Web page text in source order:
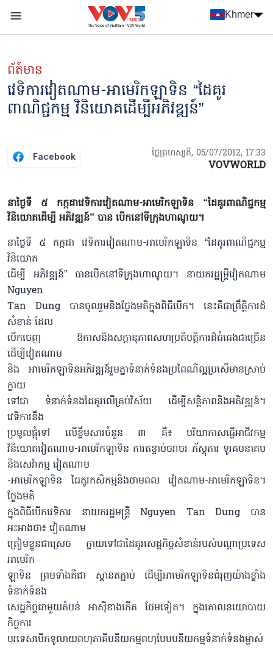
Nhảy đến nội dung
Khmer
ព័ត៍មាន
វេទិការវៀតណាម-អាមេរិកឡាទិន “ដៃគូរ
ពាណិជ្ជកម្ម វិនិយោគដើម្បីអភិវឌ្ឍន៍”
Facebook ថ្ងៃព្រហស្បតិ៍, 05/07/2012, 17:33
VOVWORLD
នាថ្ងៃទី ៥ កក្កដាវេទិការវៀតណាម-អាមេរិកឡាទិន “ដៃគូរពាណិជ្ជកម្ម
វិនិយោគដើម្បី អភិវឌ្ឍន៍” បាន បើកនៅទីក្រុងហាណូយ។
នាថ្ងៃទី ៥ កក្កដា វេទិការវៀតណាម-អាមេរិកឡាទិន “ដៃគូរពាណិជ្ជកម្ម
វិនិយោគ
ដើម្បី អភិវឌ្ឍន៍” បានបើកនៅទីក្រុងហាណូយ។ នាយករដ្ឋម្ត្រីវៀតណាម
Nguyen
Tan Dung បានចូលរួមនិងថ្លែងមតិក្នុងពិធីបើក។ នេះគឺជាព្រឹត្តិការដ៏
សំខាន់ ដែល
បើកចេញ ឱកាសនិងសក្ដានុភាពសហប្រតិបត្តិការដ៏ធំធេងជាច្រើន
ដើម្បីវៀតណាម
និង អាមេរិកឡាទិនអភិវឌ្ឍន៍រួមគ្នាទំនាក់ទំនងប្រពៃណីល្អប្រសើមានស្រាប់​
ក្លាយ
ទៅជា ទំនាក់ទំនងដៃគូរលើគ្រប់វិស័យ ដើម្បីសន្តិភាពនិងអភិវឌ្ឍន៍។
វេទិការនឹង
ប្រមូលផ្តុំទៅ លើខ្លឹមសារចំនួន ៣ គឺ៖ បរិយាកាសធ្វើអាជីវកម្ម
វិនិយោគវៀតណាម-អាមេរិកឡាទិន ការតខ្ចាប់ចរាចរ ភ័ស្តុភារ ទូរគមនាគម
និងសេវ៉ាកម្ម វៀតណាម
-អាមេរិកឡាទិន ដៃគូរកសិកម្មនិងថាមពល វៀតណាម-អាមេរិកឡាទិន។
ថ្លែងមតិ
ក្នុងពិធីបើកវេទិការ នាយករដ្ឋមន្ត្រី Nguyen Tan Dung បាន
អះអាងថា៖ វៀតណាម
ត្រៀមខ្លួនជាស្រេច ក្លាយទៅជាដៃគូរសេដ្ឋកិច្ចសំខាន់របស់បណ្ដាប្រទេស
អាមេរិក
ឡាទិន ព្រមទាំងគឺជា ស្ពានតភ្ជាប់ ដើម្បីអាមេរិកឡាទិនជំរុញយ៉ាងខ្លាំង
ទំនាក់ទំនង
សេដ្ឋកិច្ចជាមួយតំបន់ អាស៊ីខាងកើត ថែមទៀត។ ក្នុងគោលនយោបាយ
កិច្ចការ
បរទេសបើកទូលាយពហុភាគីបនីយកម្មពហុបែបបនីយកម្មទំនាក់ទំនងម្ចាស់